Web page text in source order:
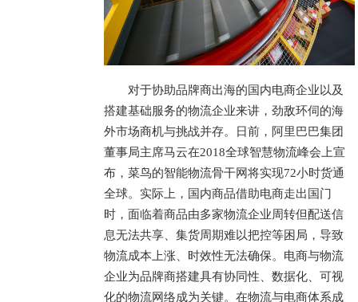
对于协助品牌商出海的国内电商企业以及
搭建基础服务的物流企业来讲，劲敌环伺的海
外市场商机与挑战并存。日前，阿里巴巴集团
董事局主席马云在2018全球智慧物流峰会上宣
布，菜鸟的智能物流骨干网将实现72小时货通
全球。实际上，国内商品借助电商走出国门
时，面临着商品由多家物流企业周转但配送信
息无法共享、集货周期难以把控等困局，导致
物流成本上涨、时效性无法确保。电商与物流
企业为品牌商搭建具有协同性、数据化、可视
化的物流网络成为关键。在物流与电商体系成